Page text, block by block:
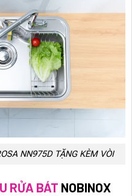
NN975D TẶNG KÈM VÒI
RỬA BÁT NOBINOX